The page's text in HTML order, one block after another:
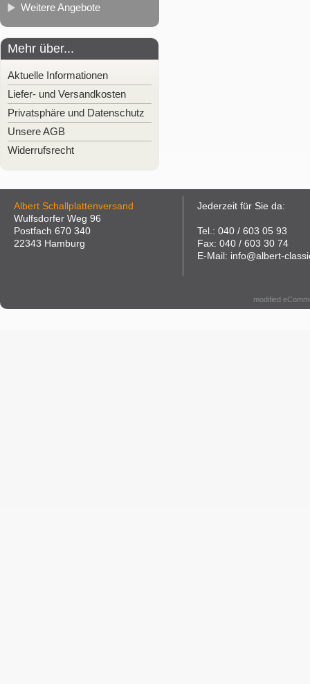
Weitere Angebote
Mehr über...
Aktuelle Informationen
Liefer- und Versandkosten
Privatsphäre und Datenschutz
Unsere AGB
Widerrufsrecht
Albert Schallplattenversand
Wulfsdorfer Weg 96
Postfach 670 340
22343 Hamburg
Jederzeit für Sie da:
Tel.: 040 / 603 05 93
Fax: 040 / 603 30 74
E-Mail: info@albert-
modified